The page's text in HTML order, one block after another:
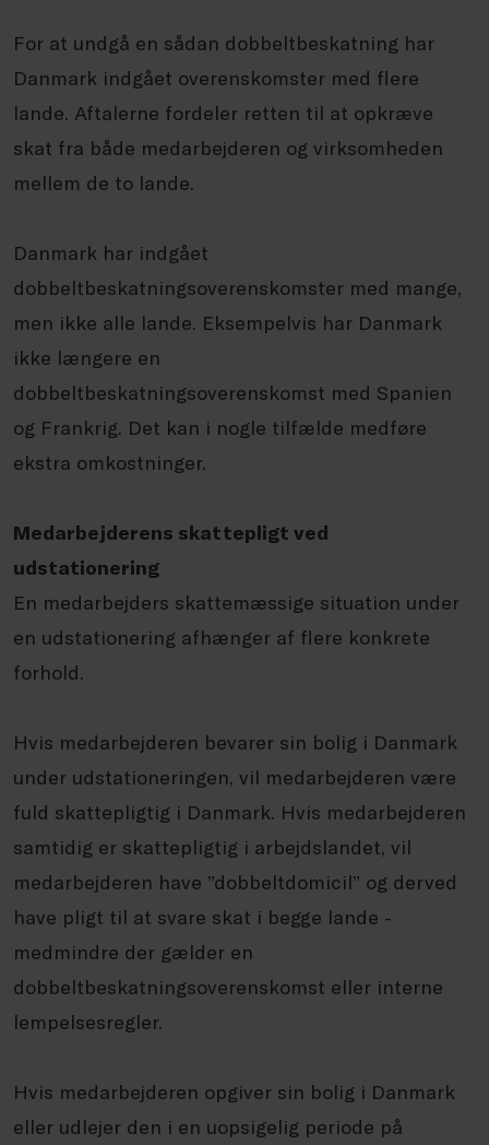
For at undgå en sådan dobbeltbeskatning har
Danmark indgået overenskomster med flere
lande. Aftalerne fordeler retten til at opkræve
skat fra både medarbejderen og virksomheden
mellem de to lande.
Danmark har indgået
dobbeltbeskatningsoverenskomster med mange,
men ikke alle lande. Eksempelvis har Danmark
ikke længere en
dobbeltbeskatningsoverenskomst med Spanien
og Frankrig. Det kan i nogle tilfælde medføre
ekstra omkostninger.
Medarbejderens skattepligt ved
udstationering
En medarbejders skattemæssige situation under
en udstationering afhænger af flere konkrete
forhold.
Hvis medarbejderen bevarer sin bolig i Danmark
under udstationeringen, vil medarbejderen være
fuld skattepligtig i Danmark. Hvis medarbejderen
samtidig er skattepligtig i arbejdslandet, vil
medarbejderen have ”dobbeltdomicil” og derved
have pligt til at svare skat i begge lande -
medmindre der gælder en
dobbeltbeskatningsoverenskomst eller interne
lempelsesregler.
Hvis medarbejderen opgiver sin bolig i Danmark
eller udlejer den i en uopsigelig periode på